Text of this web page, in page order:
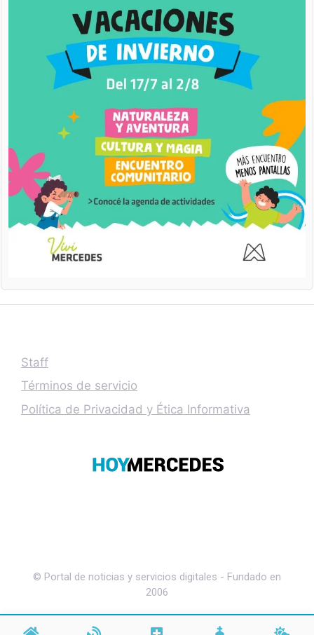
Staff
Términos de servicio
Política de Privacidad y Ética Informativa
© Portal de noticias y servicios digitales - Fundado en
2006